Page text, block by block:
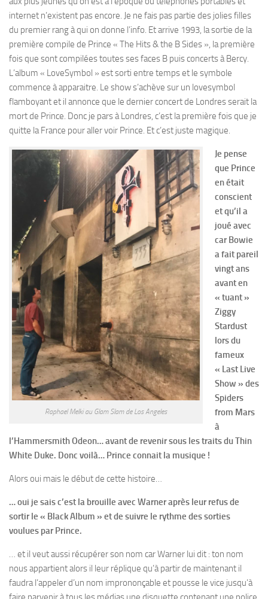
internet n’existent pas encore. Je ne fais pas partie des jolies filles
du premier rang à qui on donne l’info. Et arrive 1993, la sortie de la
première compile de Prince « The Hits & the B Sides », la première
fois que sont compilées toutes ses faces B puis concerts à Bercy.
L’album « LoveSymbol » est sorti entre temps et le symbole
commence à apparaitre. Le show s’achève sur un lovesymbol
flamboyant et il annonce que le dernier concert de Londres serait la
mort de Prince. Donc je pars à Londres, c’est la première fois que je
quitte la France pour aller voir Prince. Et c’est juste magique.
Raphael Melki au Glam Slam de Los Angeles
Je pense
que Prince
en était
conscient
et qu’il a
joué avec
car Bowie
a fait pareil
vingt ans
avant en
« tuant »
Ziggy
Stardust
lors du
fameux
« Last Live
Show » des
Spiders
from Mars
à
l’Hammersmith Odeon… avant de revenir sous les traits du Thin
White Duke. Donc voilà… Prince connait la musique !
Alors oui mais le début de cette histoire…
… oui je sais c’est la brouille avec Warner après leur refus de
sortir le « Black Album » et de suivre le rythme des sorties
voulues par Prince.
… et il veut aussi récupérer son nom car Warner lui dit : ton nom
nous appartient alors il leur réplique qu’à partir de maintenant il
faudra l’appeler d’un nom imprononçable et pousse le vice jusqu’à